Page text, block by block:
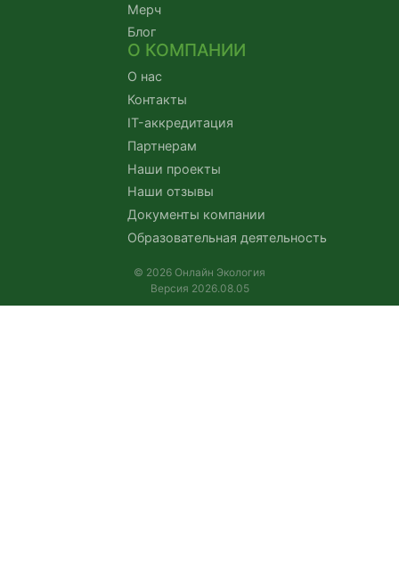
Мерч
Блог
О КОМПАНИИ
О нас
Контакты
IT-аккредитация
Партнерам
Наши проекты
Наши отзывы
Документы компании
Образовательная деятельность
© 2026 Онлайн Экология
Версия 2026.08.05